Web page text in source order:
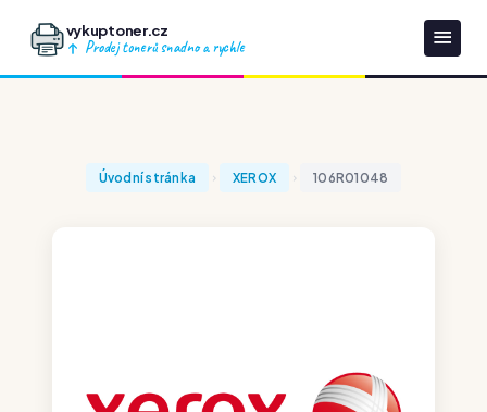
vykuptoner.cz
Prodej tonerů snadno a rychle
Úvodní stránka XEROX 106R01048